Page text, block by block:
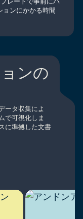
ョンにかかる時間
ンの
ータ収集によ
で可視化しま
に準拠した文書